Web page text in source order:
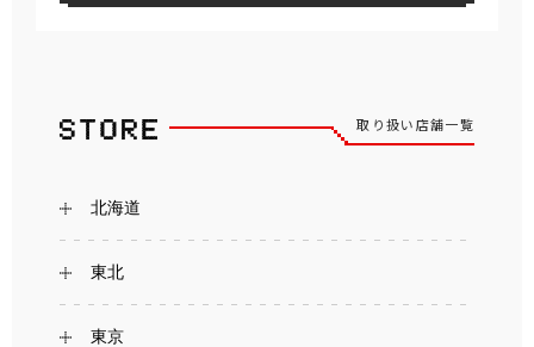
取り扱い店舗一覧
北海道
東北
東京